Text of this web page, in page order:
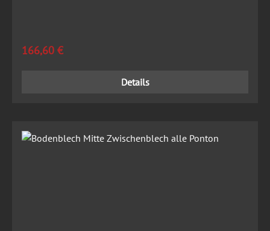
Regulärer Preis:
166,60 €
Details